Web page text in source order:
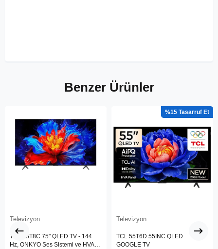
Benzer Ürünler
Televizyon
TCL 75T8C 75" QLED TV - 144
Hz, ONKYO Ses Sistemi ve HVA
Televizyon
TCL 55T6D 55INC QLED
GOOGLE TV
%15